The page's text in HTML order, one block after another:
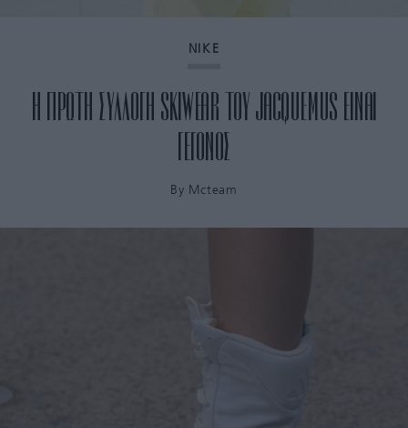
NIKE
Η ΠΡΩΤΗ ΣΥΛΛΟΓΗ SKIWEAR ΤΟΥ JACQUEMUS ΕΙΝΑΙ
ΓΕΓΟΝΟΣ
By Mcteam